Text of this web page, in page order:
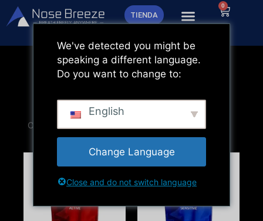
TIENDA
0
Carrito
We've detected you might be
speaking a different language.
Do you want to change to:
English
Change Language
Close and do not switch language